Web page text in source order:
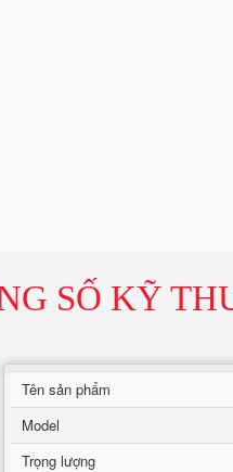
SỐ KỸ
Tên sản phẩm
Model
Trọng lượng